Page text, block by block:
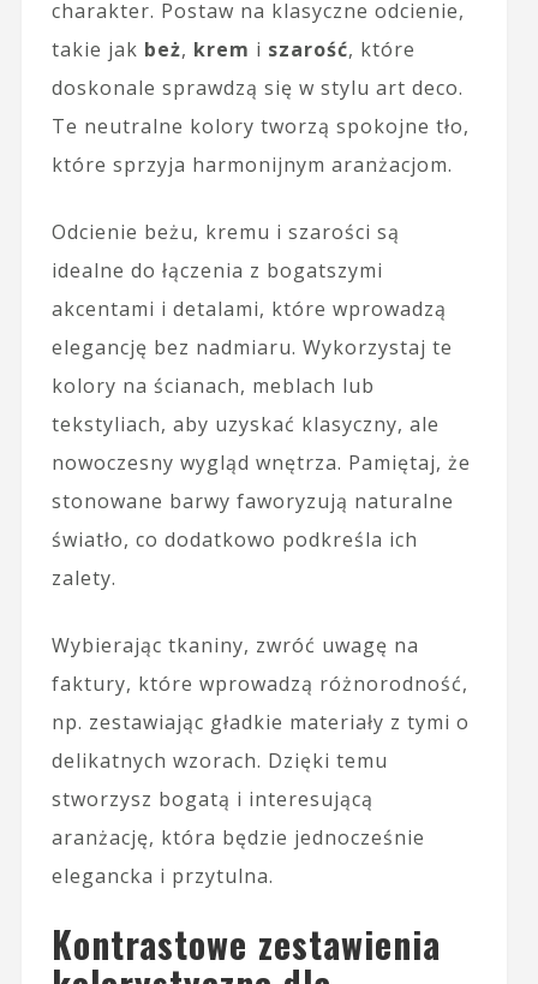
charakter. Postaw na klasyczne odcienie,
takie jak beż, krem i szarość, które
doskonale sprawdzą się w stylu art deco.
Te neutralne kolory tworzą spokojne tło,
które sprzyja harmonijnym aranżacjom.
Odcienie beżu, kremu i szarości są
idealne do łączenia z bogatszymi
akcentami i detalami, które wprowadzą
elegancję bez nadmiaru. Wykorzystaj te
kolory na ścianach, meblach lub
tekstyliach, aby uzyskać klasyczny, ale
nowoczesny wygląd wnętrza. Pamiętaj, że
stonowane barwy faworyzują naturalne
światło, co dodatkowo podkreśla ich
zalety.
Wybierając tkaniny, zwróć uwagę na
faktury, które wprowadzą różnorodność,
np. zestawiając gładkie materiały z tymi o
delikatnych wzorach. Dzięki temu
stworzysz bogatą i interesującą
aranżację, która będzie jednocześnie
elegancka i przytulna.
Kontrastowe zestawienia